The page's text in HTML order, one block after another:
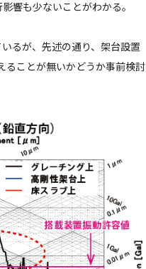
響も少ないことがわかる。
るが、先述の通り、架台設置
ることが無いかどうか事前検討